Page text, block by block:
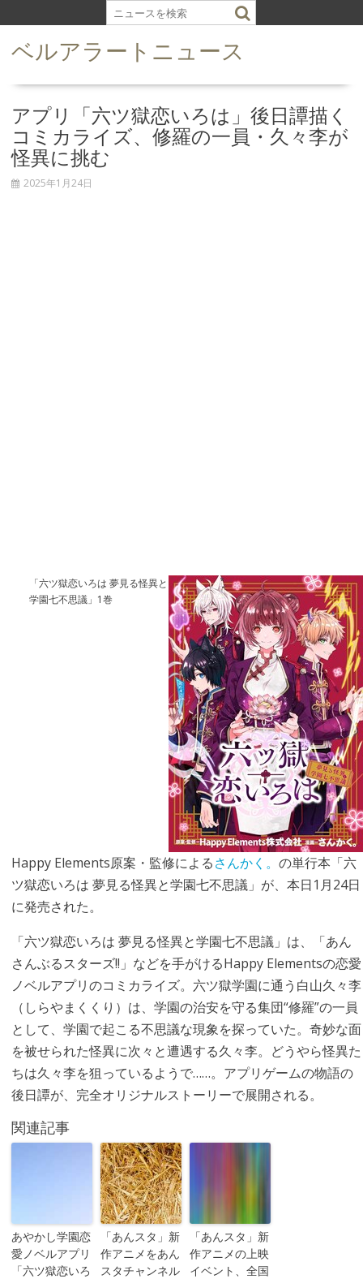
k
ベルアラートニュース
アプリ「六ツ獄恋いろは」後日譚描く
コミカライズ、修羅の一員・久々李が
怪異に挑む
2025年1月24日
「六ツ獄恋いろは 夢見る怪異と
学園七不思議」1巻
Happy Elements原案・監修によるさんかく。 の単行本「六
ツ獄恋いろは 夢見る怪異と学園七不思議」が、本日1月24日
に発売された。
「六ツ獄恋いろは 夢見る怪異と学園七不思議」は、「あん
さんぶるスターズ!!」などを手がけるHappy Elementsの恋愛
ノベルアプリのコミカライズ。六ツ獄学園に通う白山久々李
（しらやまくくり）は、学園の治安を守る集団“修羅”の一員
として、学園で起こる不思議な現象を探っていた。奇妙な面
を被せられた怪異に次々と遭遇する久々李。どうやら怪異た
ちは久々李を狙っているようで……。アプリゲームの物語の
後日譚が、完全オリジナルストーリーで展開される。
関連記事
あやかし学園恋
愛ノベルアプリ
「六ツ獄恋いろ
「あんスタ」新
作アニメをあん
スタチャンネル
「あんスタ」新
作アニメの上映
イベント、全国